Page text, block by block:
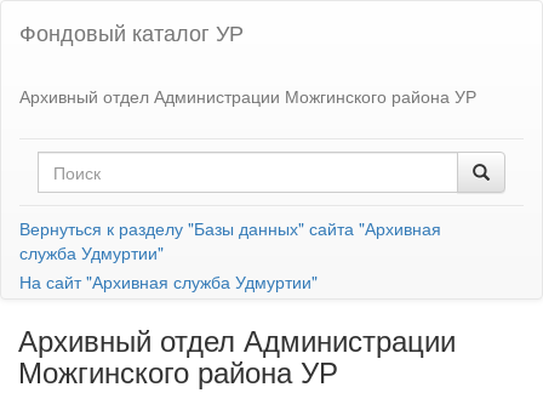
Фондовый каталог УР
Архивный отдел Администрации Можгинского района УР
Вернуться к разделу "Базы данных" сайта "Архивная
служба Удмуртии"
На сайт "Архивная служба Удмуртии"
Архивный отдел Администрации
Можгинского района УР